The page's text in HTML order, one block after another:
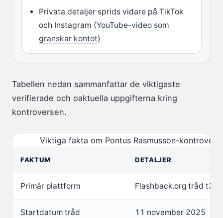
Privata detaljer sprids vidare på TikTok
och Instagram (YouTube-video som
granskar kontot)
Tabellen nedan sammanfattar de viktigaste
verifierade och oaktuella uppgifterna kring
kontroversen.
Viktiga fakta om Pontus Rasmusson-
FAKTUM DETALJER
Primär plattform Flashback.org tråd
Startdatum tråd 11 november 2025